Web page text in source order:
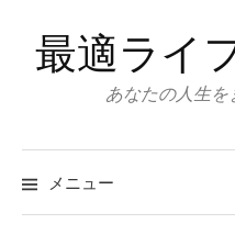
テ
ス
キ
最適ライ
あなたの人生
メニュー